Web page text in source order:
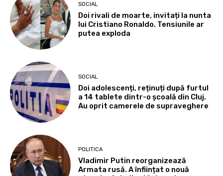
SOCIAL
Doi rivali de moarte, invitați la nunta
lui Cristiano Ronaldo. Tensiunile ar
putea exploda
SOCIAL
Doi adolescenți, reținuți după furtul
a 14 tablete dintr-o școală din Cluj.
Au oprit camerele de supraveghere
POLITICA
Vladimir Putin reorganizează
Armata rusă. A înființat o nouă